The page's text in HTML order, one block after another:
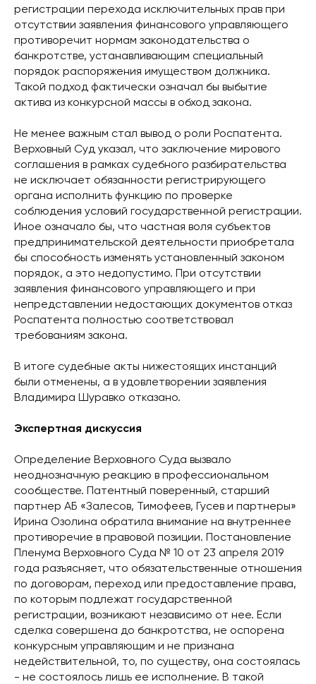
регистрации перехода исключительных прав при
отсутствии заявления финансового управляющего
противоречит нормам законодательства о
банкротстве, устанавливающим специальный
порядок распоряжения имуществом должника.
Такой подход фактически означал бы выбытие
актива из конкурсной массы в обход закона.
Не менее важным стал вывод о роли Роспатента.
Верховный Суд указал, что заключение мирового
соглашения в рамках судебного разбирательства
не исключает обязанности регистрирующего
органа исполнить функцию по проверке
соблюдения условий государственной регистрации.
Иное означало бы, что частная воля субъектов
предпринимательской деятельности приобретала
бы способность изменять установленный законом
порядок, а это недопустимо. При отсутствии
заявления финансового управляющего и при
непредставлении недостающих документов отказ
Роспатента полностью соответствовал
требованиям закона.
В итоге судебные акты нижестоящих инстанций
были отменены, а в удовлетворении заявления
Владимира Шуравко отказано.
Экспертная дискуссия
Определение Верховного Суда вызвало
неоднозначную реакцию в профессиональном
сообществе. Патентный поверенный, старший
партнер АБ «Залесов, Тимофеев, Гусев и партнеры»
Ирина Озолина обратила внимание на внутреннее
противоречие в правовой позиции. Постановление
Пленума Верховного Суда № 10 от 23 апреля 2019
года разъясняет, что обязательственные отношения
по договорам, переход или предоставление права,
по которым подлежат государственной
регистрации, возникают независимо от нее. Если
сделка совершена до банкротства, не оспорена
конкурсным управляющим и не признана
недействительной, то, по существу, она состоялась
- не состоялось лишь ее исполнение. В такой